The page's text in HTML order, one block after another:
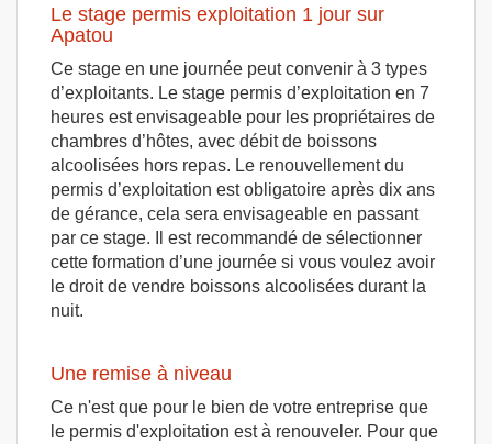
Le stage permis exploitation 1 jour sur
Apatou
Ce stage en une journée peut convenir à 3 types
d’exploitants. Le stage permis d’exploitation en 7
heures est envisageable pour les propriétaires de
chambres d’hôtes, avec débit de boissons
alcoolisées hors repas. Le renouvellement du
permis d’exploitation est obligatoire après dix ans
de gérance, cela sera envisageable en passant
par ce stage. Il est recommandé de sélectionner
cette formation d’une journée si vous voulez avoir
le droit de vendre boissons alcoolisées durant la
nuit.
Une remise à niveau
Ce n'est que pour le bien de votre entreprise que
le permis d'exploitation est à renouveler. Pour que